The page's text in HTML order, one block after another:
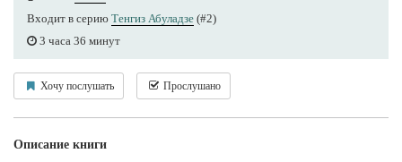
Входит в серию Тенгиз Абуладзе (#2)
3 часа 36 минут
Хочу послушать Прослушано
Описание книги